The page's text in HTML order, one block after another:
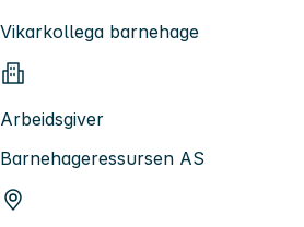
Vikarkollega barnehage
Arbeidsgiver
Barnehageressursen AS